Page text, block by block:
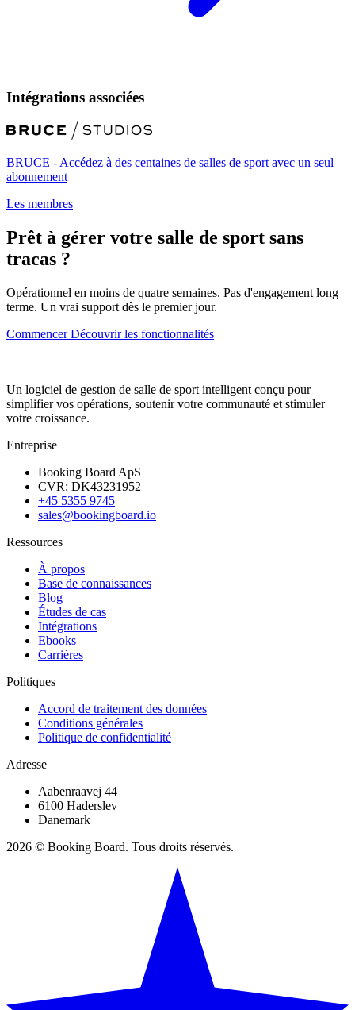
Intégrations associées
BRUCE - Accédez à des centaines de salles de sport avec un seul
abonnement
Les membres
Prêt à gérer votre salle de sport sans
tracas ?
Opérationnel en moins de quatre semaines. Pas d'engagement long
terme. Un vrai support dès le premier jour.
CommencerDécouvrir les fonctionnalités
Un logiciel de gestion de salle de sport intelligent conçu pour
simplifier vos opérations, soutenir votre communauté et stimuler
votre croissance.
Entreprise
Booking Board ApS
CVR: DK43231952
+45 5355 9745
sales@bookingboard.io
Ressources
À propos
Base de connaissances
Blog
Études de cas
Intégrations
Ebooks
Carrières
Politiques
Accord de traitement des données
Conditions générales
Politique de confidentialité
Adresse
Aabenraavej 44
6100 Haderslev
Danemark
2026 © Booking Board. Tous droits réservés.